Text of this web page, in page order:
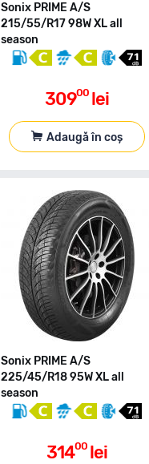
Sonix PRIME A/S
215/55/R17 98W XL all
season
30900 lei
Adaugă în coș
Sonix PRIME A/S
225/45/R18 95W XL all
season
31400 lei